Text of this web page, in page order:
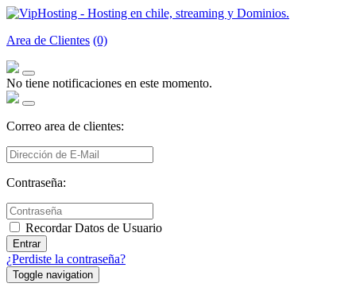
Area de Clientes (0)
No tiene notificaciones en este momento.
Correo area de clientes:
Contraseña:
Recordar Datos de Usuario
Entrar
¿Perdiste la contraseña?
Toggle navigation